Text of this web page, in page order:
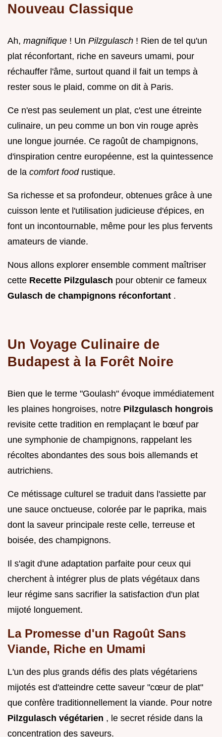
Nouveau Classique
Ah, magnifique ! Un Pilzgulasch ! Rien de tel qu'un
plat réconfortant, riche en saveurs umami, pour
réchauffer l'âme, surtout quand il fait un temps à
rester sous le plaid, comme on dit à Paris.
Ce n'est pas seulement un plat, c'est une étreinte
culinaire, un peu comme un bon vin rouge après
une longue journée. Ce ragoût de champignons,
d'inspiration centre européenne, est la quintessence
de la comfort food rustique.
Sa richesse et sa profondeur, obtenues grâce à une
cuisson lente et l'utilisation judicieuse d'épices, en
font un incontournable, même pour les plus fervents
amateurs de viande.
Nous allons explorer ensemble comment maîtriser
cette Recette Pilzgulasch pour obtenir ce fameux
Gulasch de champignons réconfortant .
Un Voyage Culinaire de
Budapest à la Forêt Noire
Bien que le terme "Goulash" évoque immédiatement
les plaines hongroises, notre Pilzgulasch hongrois
revisite cette tradition en remplaçant le bœuf par
une symphonie de champignons, rappelant les
récoltes abondantes des sous bois allemands et
autrichiens.
Ce métissage culturel se traduit dans l'assiette par
une sauce onctueuse, colorée par le paprika, mais
dont la saveur principale reste celle, terreuse et
boisée, des champignons.
Il s'agit d'une adaptation parfaite pour ceux qui
cherchent à intégrer plus de plats végétaux dans
leur régime sans sacrifier la satisfaction d'un plat
mijoté longuement.
La Promesse d'un Ragoût Sans
Viande, Riche en Umami
L'un des plus grands défis des plats végétariens
mijotés est d'atteindre cette saveur "cœur de plat"
que confère traditionnellement la viande. Pour notre
Pilzgulasch végétarien , le secret réside dans la
concentration des saveurs.